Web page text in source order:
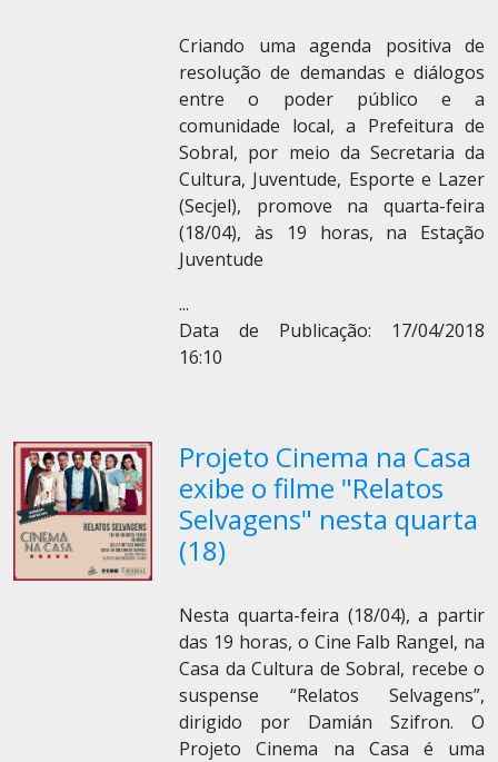
Criando uma agenda positiva de
resolução de demandas e diálogos
entre o poder público e a
comunidade local, a Prefeitura de
Sobral, por meio da Secretaria da
Cultura, Juventude, Esporte e Lazer
(Secjel), promove na quarta-feira
(18/04), às 19 horas, na Estação
Juventude
...
Data de Publicação: 17/04/2018
16:10
Projeto Cinema na Casa
exibe o filme "Relatos
Selvagens" nesta quarta
(18)
Nesta quarta-feira (18/04), a partir
das 19 horas, o Cine Falb Rangel, na
Casa da Cultura de Sobral, recebe o
suspense “Relatos Selvagens”,
dirigido por Damián Szifron. O
Projeto Cinema na Casa é uma